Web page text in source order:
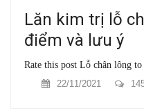
Lăn kim trị lỗ
điểm và lưu ý
Rate this post Lỗ chân lông
22/11/2021